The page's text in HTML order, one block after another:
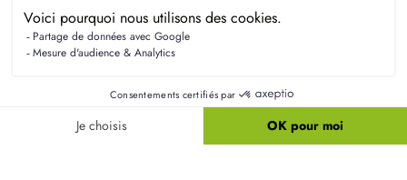
Y a-t-il des réglementations d'urbanisme
Faut-il prévoir un système d'assainissement
individuel pour un terrain à Douriez ?